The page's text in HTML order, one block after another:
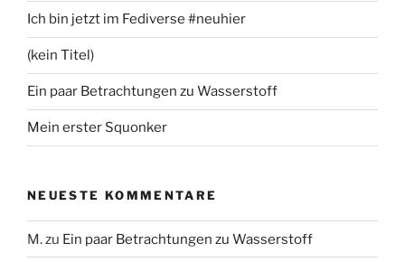
Ich bin jetzt im Fediverse #neuhier
(kein Titel)
Ein paar Betrachtungen zu Wasserstoff
Mein erster Squonker
NEUESTE KOMMENTARE
M.zu Ein paar Betrachtungen zu Wasserstoff